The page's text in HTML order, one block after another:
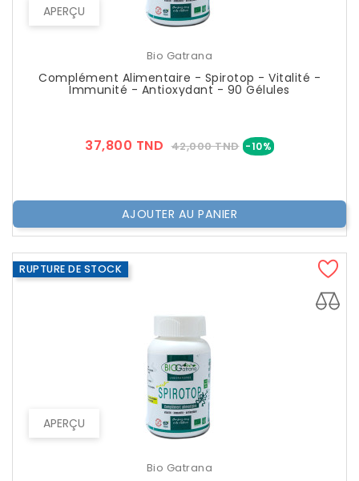
APERÇU
Bio Gatrana
Complément Alimentaire - Spirotop - Vitalité -
Immunité - Antioxydant - 90 Gélules
37,800 TND Prix
42,000 TND -10%Prix
AJOUTER AU PANIER
APERÇU
RUPTURE DE STOCK
Bio Gatrana